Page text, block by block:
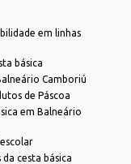
Acessibilidade para Alvará
Pública
Análise de Projetos
Habite-se Sanitário
em linhas
básica
Camboriú
de Páscoa
em Balneário
cesta básica